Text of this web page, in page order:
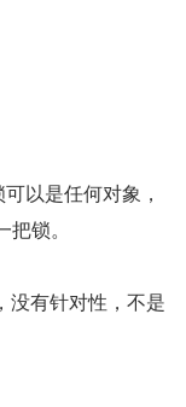
以是任何对象，
锁。
没有针对性，不是